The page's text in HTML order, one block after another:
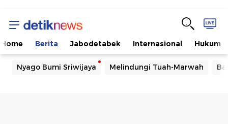
Home Berita Jabodetabek Internasional Hukum
Nyago Bumi Sriwijaya Melindungi Tuah-Marwah